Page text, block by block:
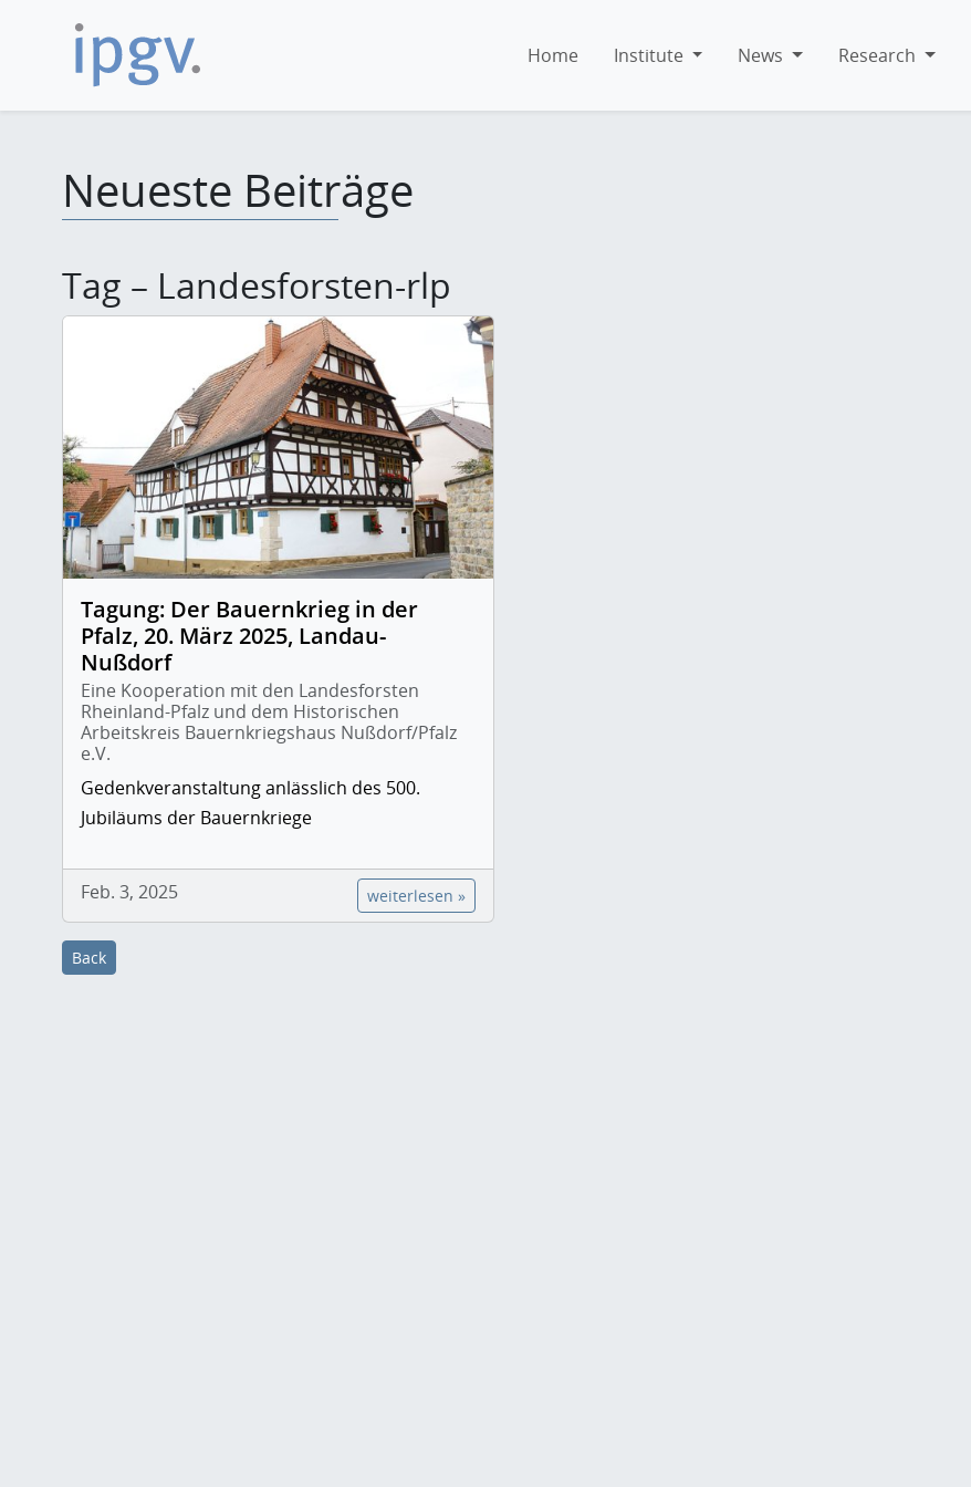
Home Institute News Research
Neueste Beiträge
Tag – Landesforsten-rlp
Tagung: Der Bauernkrieg in der
Pfalz, 20. März 2025, Landau-
Nußdorf
Eine Kooperation mit den Landesforsten
Rheinland-Pfalz und dem Historischen
Arbeitskreis Bauernkriegshaus Nußdorf/Pfalz
e.V.
Gedenkveranstaltung anlässlich des 500.
Jubiläums der Bauernkriege
Feb. 3, 2025 weiterlesen »
Back